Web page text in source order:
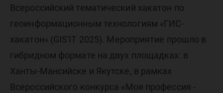
Всероссийский тематический хакатон по
геоинформационным технологиям «ГИС-
хакатон» (GIS'IT 2025). Мероприятие прошло в
гибридном формате на двух площадках: в
Ханты-Мансийске и Якутске, в рамках
Всероссийского конкурса «Моя профессия -